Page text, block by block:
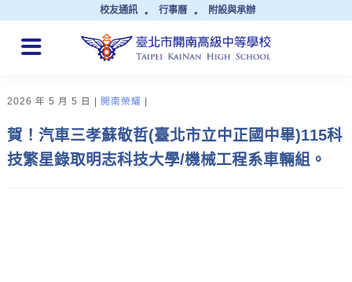
校友通訊 行事曆 附設與承辦
QUICK LINKS
2026 年 5 月 5 日 開南榮耀
賀！汽車三孝蘇敬哲(臺北市立中正國中畢)115科
技繁星錄取明志科技大學/機械工程系車輛組。